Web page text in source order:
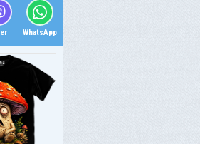
WhatsApp